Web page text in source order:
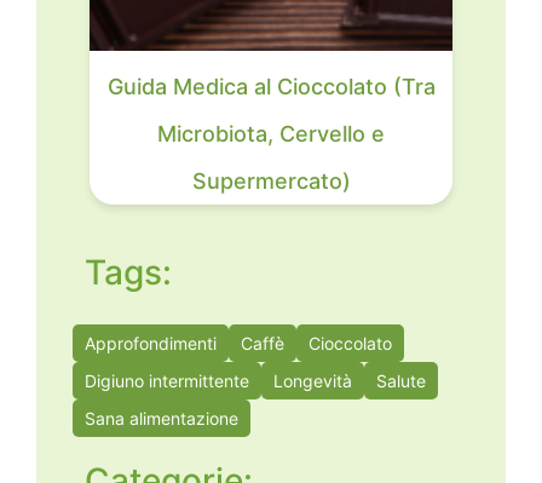
Guida Medica al Cioccolato (Tra
Microbiota, Cervello e
Supermercato)
Tags:
Approfondimenti Caffè
Cioccolato
Digiuno intermittente
Longevità
Salute
Sana alimentazione